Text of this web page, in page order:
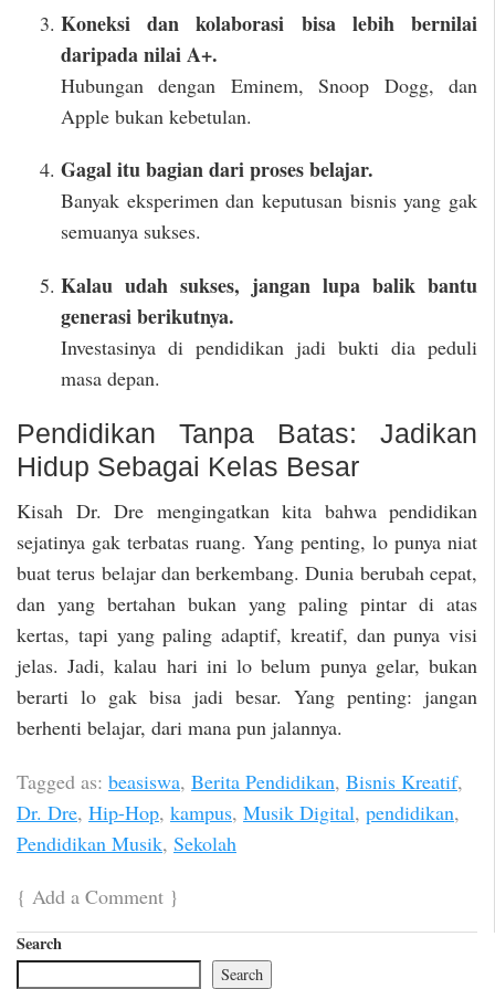
Koneksi dan kolaborasi bisa lebih bernilai
daripada nilai A+.
Hubungan dengan Eminem, Snoop Dogg, dan
Apple bukan kebetulan.
Gagal itu bagian dari proses belajar.
Banyak eksperimen dan keputusan bisnis yang gak
semuanya sukses.
Kalau udah sukses, jangan lupa balik bantu
generasi berikutnya.
Investasinya di pendidikan jadi bukti dia peduli
masa depan.
Pendidikan Tanpa Batas: Jadikan
Hidup Sebagai Kelas Besar
Kisah Dr. Dre mengingatkan kita bahwa pendidikan
sejatinya gak terbatas ruang. Yang penting, lo punya niat
buat terus belajar dan berkembang. Dunia berubah cepat,
dan yang bertahan bukan yang paling pintar di atas
kertas, tapi yang paling adaptif, kreatif, dan punya visi
jelas. Jadi, kalau hari ini lo belum punya gelar, bukan
berarti lo gak bisa jadi besar. Yang penting: jangan
berhenti belajar, dari mana pun jalannya.
Tagged as: beasiswa, Berita Pendidikan, Bisnis Kreatif,
Dr. Dre, Hip-Hop, kampus, Musik Digital, pendidikan,
Pendidikan Musik, Sekolah
{ Add a Comment }
Search
Search